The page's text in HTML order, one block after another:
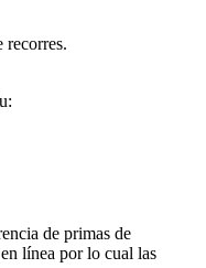
recorres.
de primas de
línea por lo cual las